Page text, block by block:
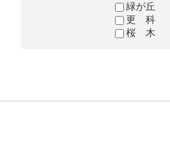
緑が丘
更 科
桜 木